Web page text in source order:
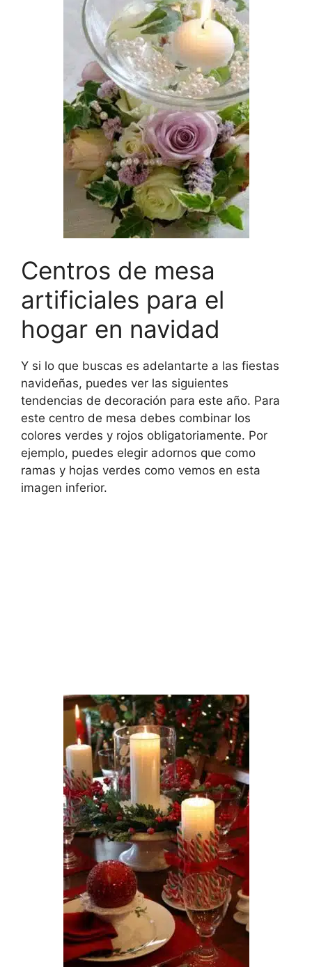
Centros de mesa
artificiales para el
hogar en navidad
Y si lo que buscas es adelantarte a las fiestas
navideñas, puedes ver las siguientes
tendencias de decoración para este año. Para
este centro de mesa debes combinar los
colores verdes y rojos obligatoriamente. Por
ejemplo, puedes elegir adornos que como
ramas y hojas verdes como vemos en esta
imagen inferior.